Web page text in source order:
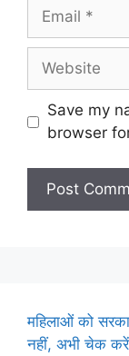
Email
Website
Save my
browser
महिलाओं को
नहीं, अभी चेक करें